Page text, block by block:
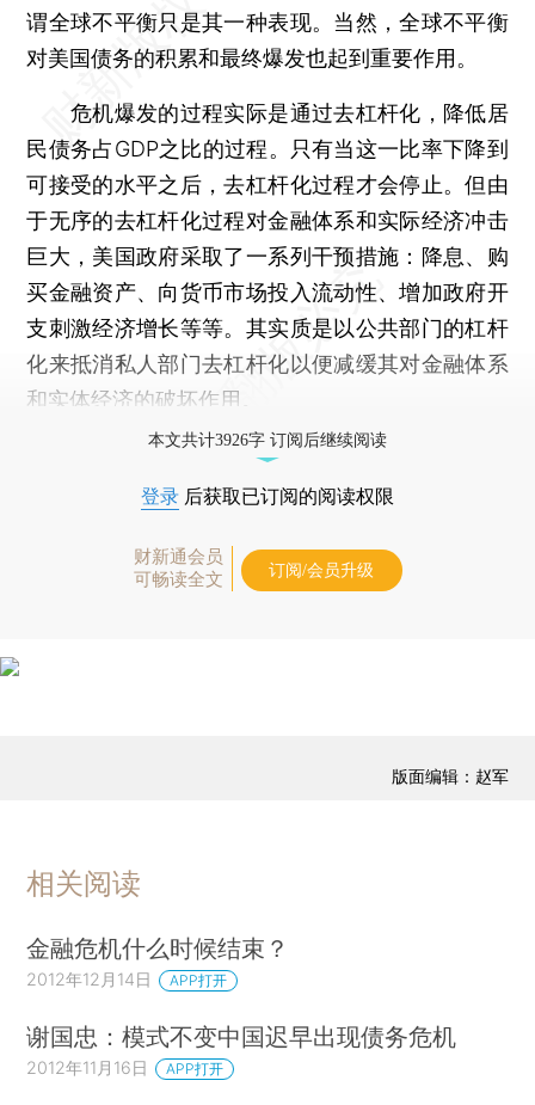
谓全球不平衡只是其一种表现。当然，全球不平衡
对美国债务的积累和最终爆发也起到重要作用。
危机爆发的过程实际是通过去杠杆化，降低居
民债务占GDP之比的过程。只有当这一比率下降到
可接受的水平之后，去杠杆化过程才会停止。但由
于无序的去杠杆化过程对金融体系和实际经济冲击
巨大，美国政府采取了一系列干预措施：降息、购
买金融资产、向货币市场投入流动性、增加政府开
支刺激经济增长等等。其实质是以公共部门的杠杆
化来抵消私人部门去杠杆化以便减缓其对金融体系
和实体经济的破坏作用。
本文共计3926字 订阅后继续阅读
登录 后获取已订阅的阅读权限
财新通会员
可畅读全文
订阅/会员升级
版面编辑：赵军
相关阅读
金融危机什么时候结束？
2012年12月14日 APP打开
谢国忠：模式不变中国迟早出现债务危机
2012年11月16日 APP打开